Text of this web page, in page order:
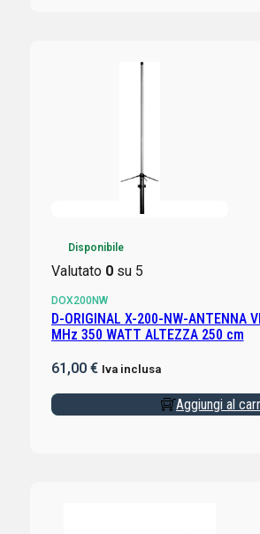
Disponibile
Valutato 0su 5
DOX200NW
D-ORIGINAL X-200-NW-ANTENNA
MHz 350 WATT ALTEZZA 250 cm
61,00 € Iva inclusa
Aggiungi al